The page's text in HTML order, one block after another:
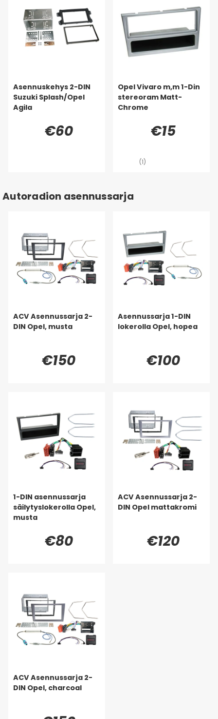
Asennuskehys 2-DIN
Suzuki Splash/Opel
Agila
€60
Opel Vivaro m,m 1-Din
stereoram Matt-
Chrome
€15
(1)
Autoradion asennussarja
ACV Asennussarja 2-
DIN Opel, musta
€150
Asennussarja 1-DIN
lokerolla Opel, hopea
€100
1-DIN asennussarja
säilytyslokerolla Opel,
musta
€80
ACV Asennussarja 2-
DIN Opel mattakromi
€120
ACV Asennussarja 2-
DIN Opel, charcoal